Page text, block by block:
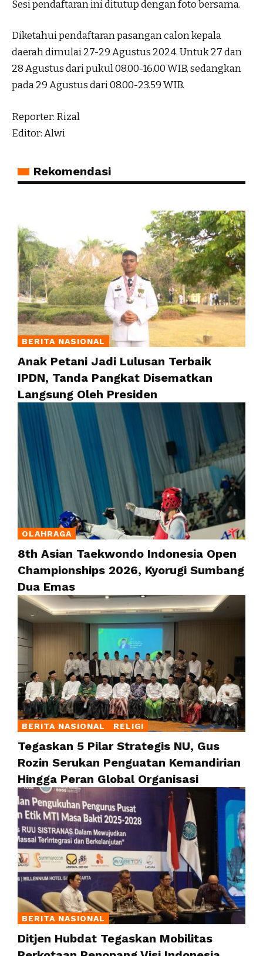
Sesi pendaftaran ini ditutup dengan foto bersama.
Diketahui pendaftaran pasangan calon kepala
daerah dimulai 27-29 Agustus 2024. Untuk 27 dan
28 Agustus dari pukul 08.00-16.00 WIB, sedangkan
pada 29 Agustus dari 08.00-23.59 WIB.
Reporter: Rizal
Editor: Alwi
Rekomendasi
BERITA NASIONAL
Anak Petani Jadi Lulusan Terbaik
IPDN, Tanda Pangkat Disematkan
Langsung Oleh Presiden
OLAHRAGA
8th Asian Taekwondo Indonesia Open
Championships 2026, Kyorugi Sumbang
Dua Emas
BERITA NASIONAL RELIGI
Tegaskan 5 Pilar Strategis NU, Gus
Rozin Serukan Penguatan Kemandirian
Hingga Peran Global Organisasi
BERITA NASIONAL
Ditjen Hubdat Tegaskan Mobilitas